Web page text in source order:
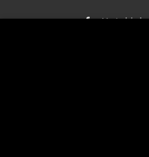
Hotel